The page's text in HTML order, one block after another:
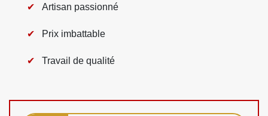
Artisan passionné
Prix imbattable
Travail de qualité